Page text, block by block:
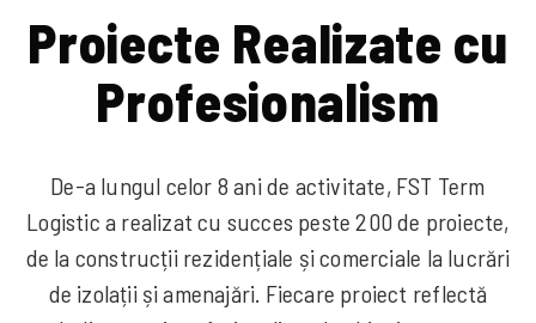
Proiecte Realizate cu
Profesionalism
De-a lungul celor 8 ani de activitate, FST Term
Logistic a realizat cu succes peste 200 de proiecte,
de la construcții rezidențiale și comerciale la lucrări
de izolații și amenajări. Fiecare proiect reflectă